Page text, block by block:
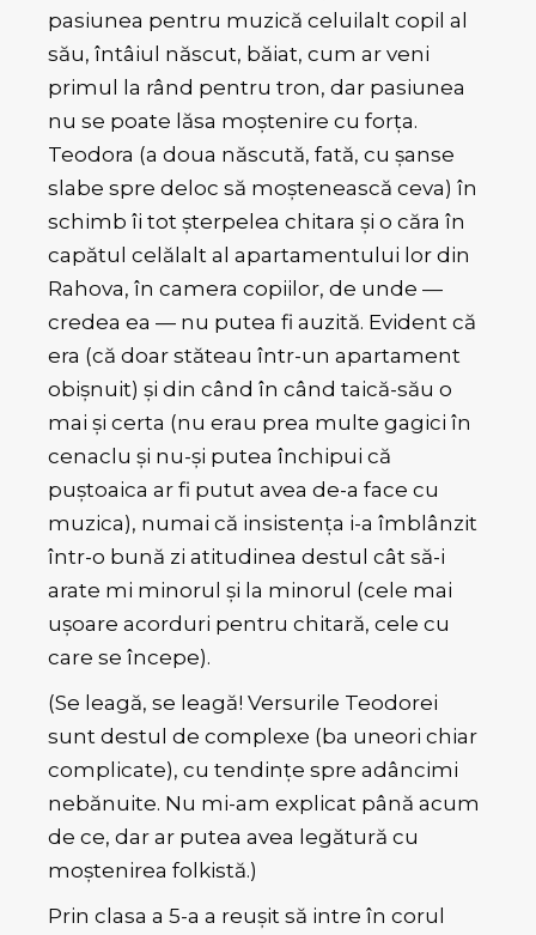
pasiunea pentru muzică celuilalt copil al
său, întâiul născut, băiat, cum ar veni
primul la rând pentru tron, dar pasiunea
nu se poate lăsa moștenire cu forța.
Teodora (a doua născută, fată, cu șanse
slabe spre deloc să moștenească ceva) în
schimb îi tot șterpelea chitara și o căra în
capătul celălalt al apartamentului lor din
Rahova, în camera copiilor, de unde —
credea ea — nu putea fi auzită. Evident că
era (că doar stăteau într-un apartament
obișnuit) și din când în când taică-său o
mai și certa (nu erau prea multe gagici în
cenaclu și nu-și putea închipui că
puștoaica ar fi putut avea de-a face cu
muzica), numai că insistența i-a îmblânzit
într-o bună zi atitudinea destul cât să-i
arate mi minorul și la minorul (cele mai
ușoare acorduri pentru chitară, cele cu
care se începe).
(Se leagă, se leagă! Versurile Teodorei
sunt destul de complexe (ba uneori chiar
complicate), cu tendințe spre adâncimi
nebănuite. Nu mi-am explicat până acum
de ce, dar ar putea avea legătură cu
moștenirea folkistă.)
Prin clasa a 5-a a reușit să intre în corul